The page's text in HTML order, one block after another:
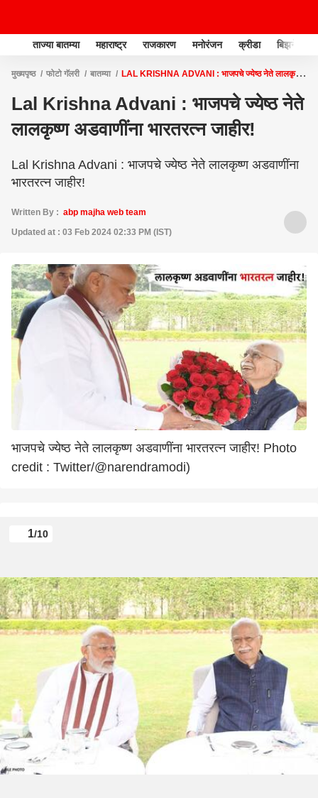
ताज्या बातम्या महाराष्ट्र राजकारण मनोरंजन क्रीडा बिझनेस
मुख्यपृष्ठ फोटो गॅलरी बातम्या
LAL KRISHNA ADVANI : भाजपचे ज्येष्ठ नेते लालकृष्ण
Lal Krishna Advani : भाजपचे ज्येष्ठ नेते
लालकृष्ण अडवाणींना भारतरत्न जाहीर!
Lal Krishna Advani : भाजपचे ज्येष्ठ नेते लालकृष्ण अडवाणींना
भारतरत्न जाहीर!
Written By : abp majha web team
Updated at : 03 Feb 2024 02:33 PM (IST)
भाजपचे ज्येष्ठ नेते लालकृष्ण अडवाणींना भारतरत्न जाहीर! Photo
credit : Twitter/@narendramodi)
1/10